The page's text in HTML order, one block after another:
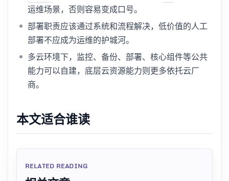
运维场景，否则容易变成口号。
部署职责应该通过系统和流程解决，低价值的人工
部署不应成为运维的护城河。
多云环境下，监控、备份、部署、核心组件等公共
能力可以自建，底层云资源能力则更多依托云厂
商。
本文适合谁读
RELATED READING